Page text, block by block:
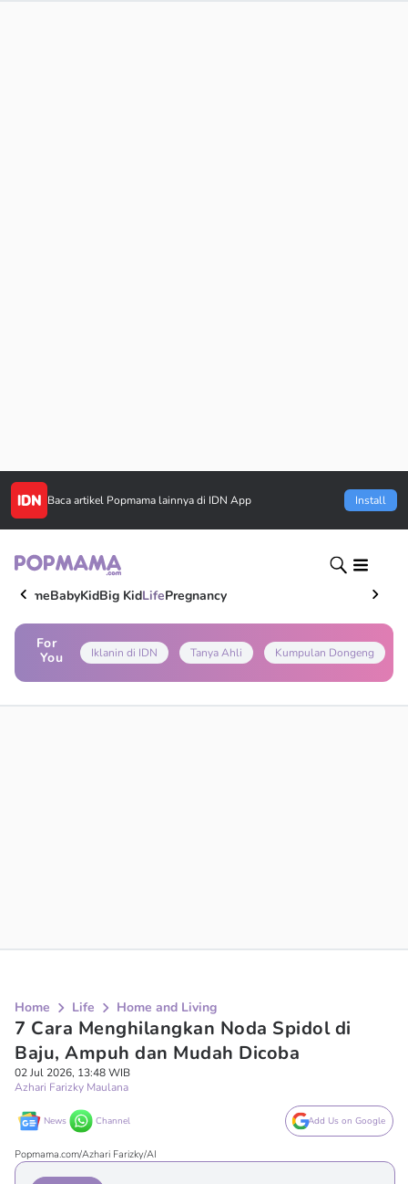
Baca artikel Popmama lainnya di IDN App Install
HomeBabyKidBig KidLifePregnancy
For
You
Iklanin di IDN Tanya Ahli Kumpulan Dongeng
Home Life Home and Living
7 Cara Menghilangkan Noda Spidol di
Baju, Ampuh dan Mudah Dicoba
02 Jul 2026, 13:48 WIB
Azhari Farizky Maulana
News Channel Add Us on Google
Popmama.com/Azhari Farizky/AI